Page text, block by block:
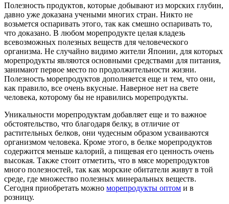
Полезность продуктов, которые добывают из морских глубин,
давно уже доказана учеными многих стран. Никто не
возьмется оспаривать этого, так как смешно оспаривать то,
что доказано. В любом морепродукте целая кладезь
всевозможных полезных веществ для человеческого
организма. Не случайно видимо жители Японии, для которых
морепродукты являются основными средствами для питания,
занимают первое место по продолжительности жизни.
Полезность морепродуктов дополняется еще и тем, что они,
как правило, все очень вкусные. Наверное нет на свете
человека, которому бы не нравились морепродукты.
Уникальности морепродуктам добавляет еще и то важное
обстоятельство, что благодаря белку, в отличие от
растительных белков, они чудесным образом усваиваются
организмом человека. Кроме этого, в белке морепродуктов
содержится меньше калорий, а пищевая его ценность очень
высокая. Также стоит отметить, что в мясе морепродуктов
много полезностей, так как морские обитатели живут в той
среде, где множество полезных минеральных веществ.
Сегодня приобретать можно морепродукты оптом и в
розницу.